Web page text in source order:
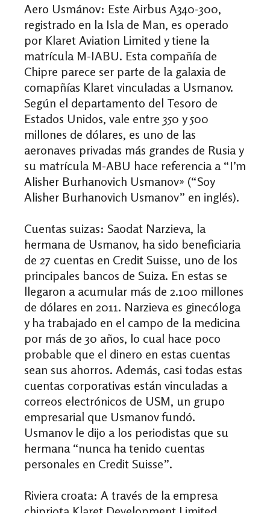
Aero Usmánov: Este Airbus A340-300,
registrado en la Isla de Man, es operado
por Klaret Aviation Limited y tiene la
matrícula M-IABU. Esta compañía de
Chipre parece ser parte de la galaxia de
comapñías Klaret vinculadas a Usmanov.
Según el departamento del Tesoro de
Estados Unidos, vale entre 350 y 500
millones de dólares, es uno de las
aeronaves privadas más grandes de Rusia y
su matrícula M-ABU hace referencia a “I’m
Alisher Burhanovich Usmanov» (“Soy
Alisher Burhanovich Usmanov” en inglés).
Cuentas suizas: Saodat Narzieva, la
hermana de Usmanov, ha sido beneficiaria
de 27 cuentas en Credit Suisse, uno de los
principales bancos de Suiza. En estas se
llegaron a acumular más de 2.100 millones
de dólares en 2011. Narzieva es ginecóloga
y ha trabajado en el campo de la medicina
por más de 30 años, lo cual hace poco
probable que el dinero en estas cuentas
sean sus ahorros. Además, casi todas estas
cuentas corporativas están vinculadas a
correos electrónicos de USM, un grupo
empresarial que Usmanov fundó.
Usmanov le dijo a los periodistas que su
hermana “nunca ha tenido cuentas
personales en Credit Suisse”.
Riviera croata: A través de la empresa